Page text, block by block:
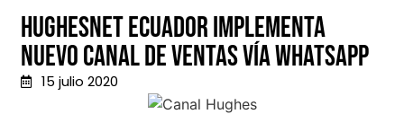
HughesNet Ecuador implementa
nuevo canal de ventas vía WhatsApp
15 julio 2020